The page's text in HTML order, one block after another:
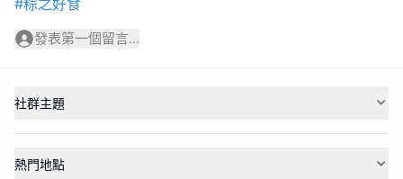
#粽之好食
發表第一個留言...
社群主題
熱門地點